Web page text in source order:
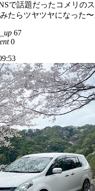
で話題だったコメリの
たらツヤツヤになった〜
67
0